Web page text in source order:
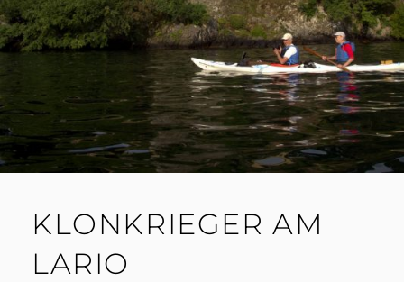
KLONKRIEGER AM
LARIO